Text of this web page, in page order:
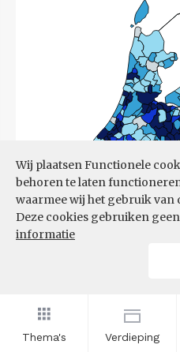
Thema's Verdieping
Wij plaatsen Functionele
behoren te laten
waarmee wij het gebruik van
Deze cookies gebruiken
informatie